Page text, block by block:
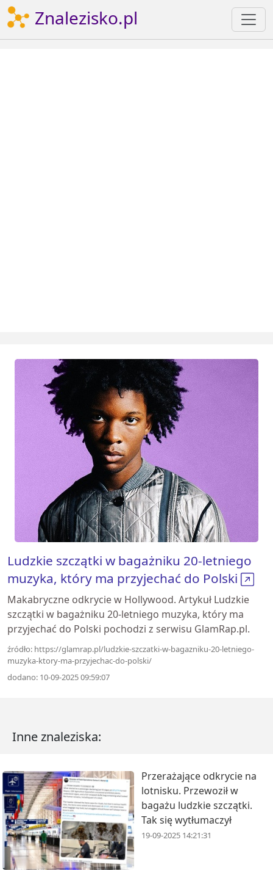
Znalezisko.pl
Ludzkie szczątki w bagażniku 20-letniego
muzyka, który ma przyjechać do Polski
Makabryczne odkrycie w Hollywood. Artykuł Ludzkie
szczątki w bagażniku 20-letniego muzyka, który ma
przyjechać do Polski pochodzi z serwisu GlamRap.pl.
źródło: https://glamrap.pl/ludzkie-szczatki-w-bagazniku-20-letniego-
muzyka-ktory-ma-przyjechac-do-polski/
dodano: 10-09-2025 09:59:07
Inne znaleziska:
Przerażające odkrycie na
lotnisku. Przewoził w
bagażu ludzkie szczątki.
Tak się wytłumaczył
19-09-2025 14:21:31